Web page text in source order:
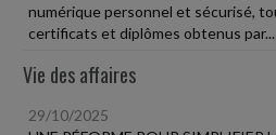
numérique personnel et sécurisé,
certificats et diplômes obtenus par...
Vie des affaires
29/10/2025